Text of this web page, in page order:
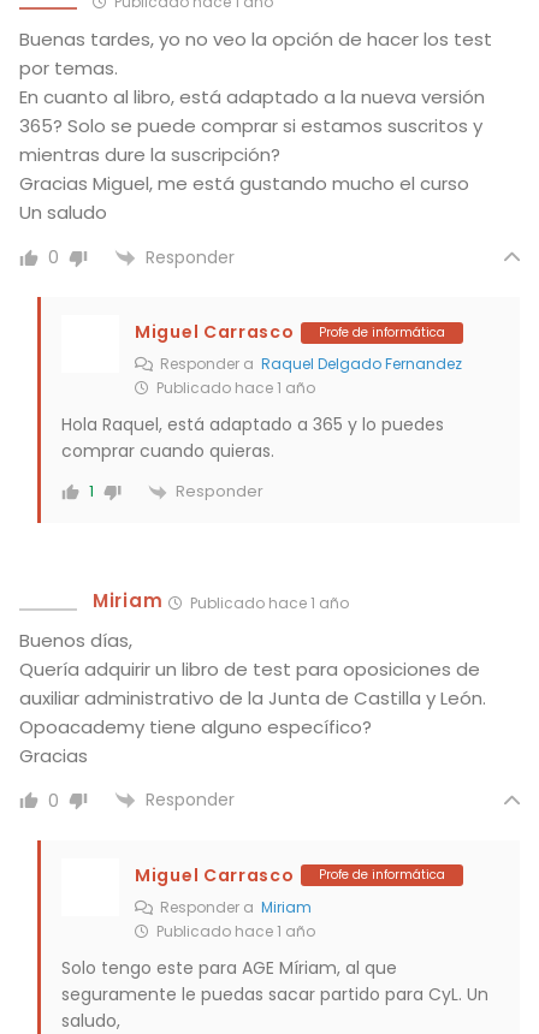
Buenas tardes, yo no veo la opción de hacer los test
por temas.
En cuanto al libro, está adaptado a la nueva versión
365? Solo se puede comprar si estamos suscritos y
mientras dure la suscripción?
Gracias Miguel, me está gustando mucho el curso
Un saludo
0 Responder
Miguel Carrasco Profe de informática
Responder a Raquel Delgado Fernandez
Publicado hace 1 año
Hola Raquel, está adaptado a 365 y lo puedes
comprar cuando quieras.
1 Responder
Miriam Publicado hace 1 año
Buenos días,
Quería adquirir un libro de test para oposiciones de
auxiliar administrativo de la Junta de Castilla y León.
Opoacademy tiene alguno específico?
Gracias
0 Responder
Miguel Carrasco Profe de informática
Responder a Miriam
Publicado hace 1 año
Solo tengo este para AGE Míriam, al que
seguramente le puedas sacar partido para CyL. Un
saludo,